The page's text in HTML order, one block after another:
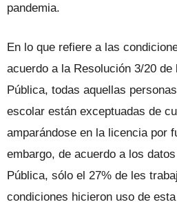
pandemia.
En lo que refiere a las
acuerdo a la Resolución 3/20
Pública, todas aquellas
escolar están exceptuadas de
amparándose en la licencia por
embargo, de acuerdo a los
Pública, sólo el 27% de les
condiciones hicieron uso de